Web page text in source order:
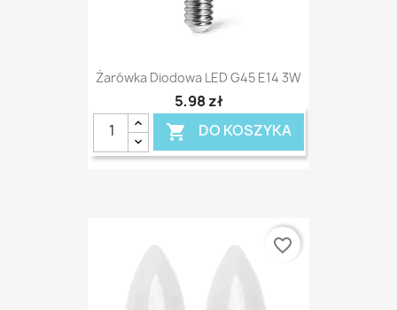
Żarówka Diodowa LED G45 E14 3W
5,98 zł
 DO KOSZYKA
favorite_border